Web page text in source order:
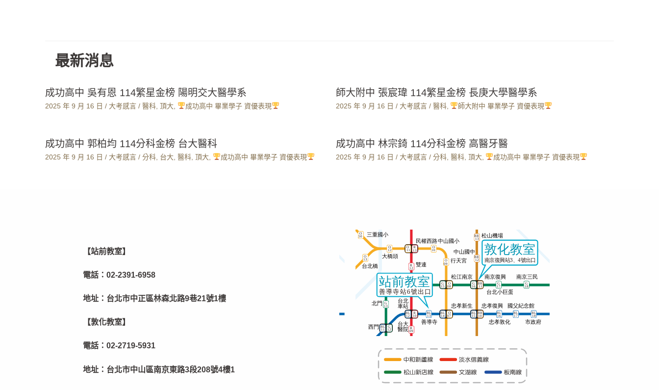
最新消息
成功高中 吳有恩 114繁星金榜 陽明交大醫學系
2025 年 9 月 16 日 / 大考感言 / 醫科 頂大 成功高中 畢業學子 資優表現
師大附中 張宸瑋 114繁星金榜 長庚大學醫學系
2025 年 9 月 16 日 / 大考感言/ 醫科, 師大附中 畢業學子 資優表現
成功高中 郭柏均 114分科金榜 台大醫科
2025 年 9 月 16 日 / 大考感言 / 分科 台大 醫科 頂大 成功高中 畢業學子 資優表現
成功高中 林宗錡 114分科金榜 高醫牙醫
2025 年 9 月 16 日 / 大考感言/ 分科, 醫科, 頂大, 成功高中 畢業學子 資優表現
【站前教室】
電話：02-2391-6958
地址： 台北市中正區林森北路9巷21號1樓
【敦化教室】
電話：02-2719-5931
地址： 台北市中山區南京東路3段208號4樓1